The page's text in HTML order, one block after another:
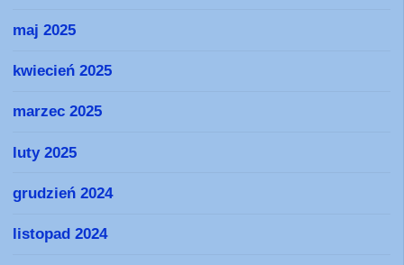
maj 2025
kwiecień 2025
marzec 2025
luty 2025
grudzień 2024
listopad 2024